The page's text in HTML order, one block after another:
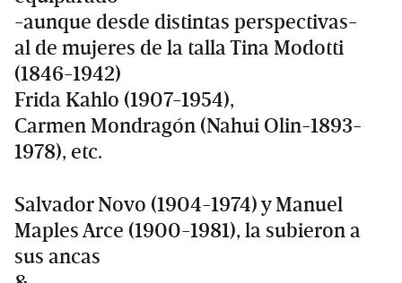
-aunque desde distintas perspectivas-
al de mujeres de la talla Tina Modotti
(1846-1942)
Frida Kahlo (1907-1954),
Carmen Mondragón (Nahui Olin-1893-
1978), etc.
Salvador Novo (1904-1974) y Manuel
Maples Arce (1900-1981), la subieron a
sus ancas